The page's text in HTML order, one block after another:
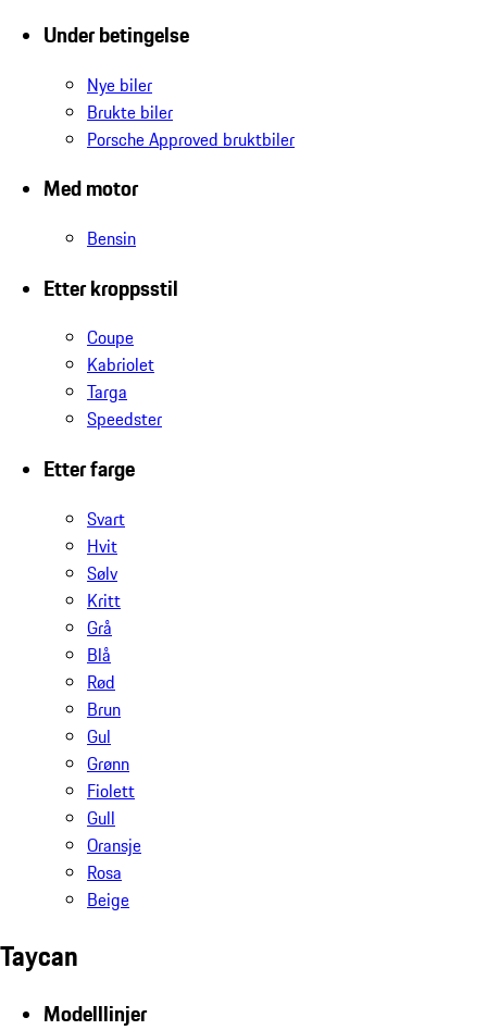
Under betingelse
Nye biler
Brukte biler
Porsche Approved bruktbiler
Med motor
Bensin
Etter kroppsstil
Coupe
Kabriolet
Targa
Speedster
Etter farge
Svart
Hvit
Sølv
Kritt
Grå
Blå
Rød
Brun
Gul
Grønn
Fiolett
Gull
Oransje
Rosa
Beige
Taycan
Modelllinjer